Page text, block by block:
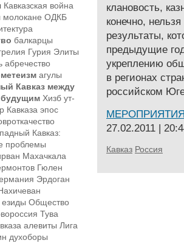
Кавказская война
молокане ОДКБ
балкарцы
Гурия Элиты
абречество
агулы
Кавказ между
Хизб ут-
Кавказа эпос
Кавказ:
проблемы
Махачкала
Гюлен
Эрдоган
езиды Общество
Тува
алевиты Лига
духоборы
клановость,
конечно,
результаты,
предыдущие
укреплению
в регионах
российском
27.02.2011 |
Кавказ Россия